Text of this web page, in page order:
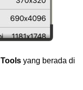
Tools yang berada di